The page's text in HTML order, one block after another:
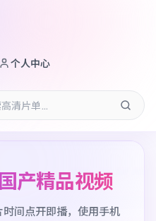
个人中心
产精品视频
间点开即播，使用手机